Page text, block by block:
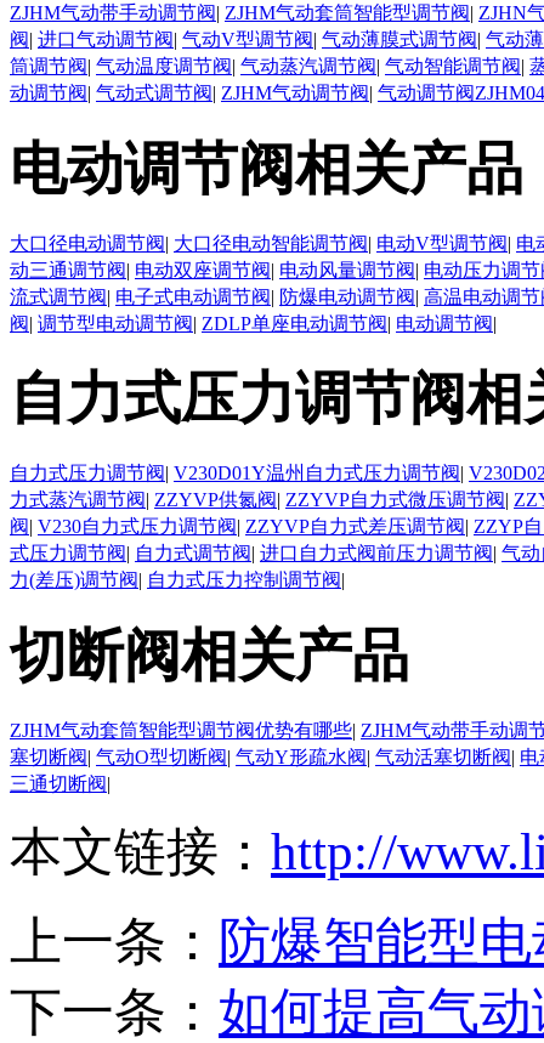
ZJHM气动带手动调节阀| ZJHM气动套筒智能型调节阀| ZJHN
阀| 进口气动调节阀| 气动V型调节阀| 气动薄膜式调节阀| 气动
筒调节阀| 气动温度调节阀| 气动蒸汽调节阀| 气动智能调节阀|
动调节阀| 气动式调节阀| ZJHM气动调节阀| 气动调节阀ZJHM04
电动调节阀相关产品
大口径电动调节阀| 大口径电动智能调节阀| 电动V型调节阀| 电
动三通调节阀| 电动双座调节阀| 电动风量调节阀| 电动压力调节
流式调节阀| 电子式电动调节阀| 防爆电动调节阀| 高温电动调节
阀| 调节型电动调节阀| ZDLP单座电动调节阀| 电动调节阀|
自力式压力调节阀相
自力式压力调节阀| V230D01Y温州自力式压力调节阀|
力式蒸汽调节阀| ZZYVP供氮阀| ZZYVP自力式微压调节阀|
阀| V230自力式压力调节阀| ZZYVP自力式差压调节阀| ZZYP
式压力调节阀| 自力式调节阀| 进口自力式阀前压力调节阀| 气
力(差压)调节阀| 自力式压力控制调节阀|
切断阀相关产品
ZJHM气动套筒智能型调节阀优势有哪些| ZJHM气动带手动调
塞切断阀| 气动O型切断阀| 气动Y形疏水阀| 气动活塞切断阀| 电
三通切断阀|
本文链接： http://
上一条： 防爆智能型
下一条： 如何提高气